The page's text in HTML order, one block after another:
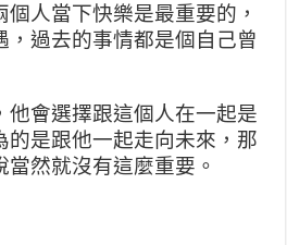
人當下快樂是最重要的，
，過去的事情都是個自己曾
他會選擇跟這個人在一起是
的是跟他一起走向未來，那
然就沒有這麼重要。